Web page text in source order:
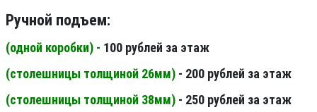
Ручной подъем:
(одной коробки) - 100 рублей за этаж
(столешницы толщиной 26мм) - 200 рублей за этаж
(столешницы толщиной 38мм) - 250 рублей за этаж